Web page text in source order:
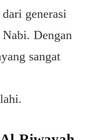
dari generasi
Nabi. Dengan
yang sangat